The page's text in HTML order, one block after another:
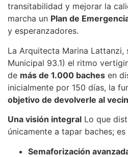
transitabilidad y mejorar la
marcha un Plan de
y esperanzadores.
La Arquitecta Marina
Municipal 93.1) el ritmo
de más de 1.000 baches en
inicialmente por 150 días, la
objetivo de devolverle al
Una visión integral Lo que
únicamente a tapar baches;
Semaforización